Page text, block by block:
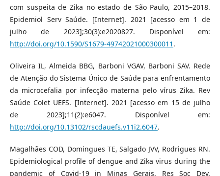
com suspeita de Zika no estado de São Paulo, 2015–2018.
Epidemiol Serv Saúde. [Internet]. 2021 [acesso em 1 de
julho de 2023];30(3):e2020827. Disponível em:
http://doi.org/10.1590/S1679-49742021000300011 .
Oliveira IL, Almeida BBG, Barboni VGAV, Barboni SAV. Rede
de Atenção do Sistema Único de Saúde para enfrentamento
da microcefalia por infecção materna pelo vírus Zika. Rev
Saúde Colet UEFS. [Internet]. 2021 [acesso em 15 de julho
de 2023];11(2):e6047. Disponível em:
http://doi.org/10.13102/rscdauefs.v11i2.6047.
Magalhães COD, Domingues TE, Salgado JVV, Rodrigues RN.
Epidemiological profile of dengue and Zika virus during the
pandemic of Covid-19 in Minas Gerais. Res Soc Dev.